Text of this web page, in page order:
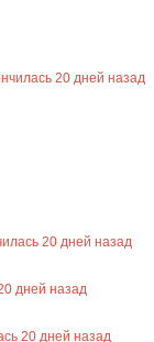
20 дней назад
20 дней назад
дней назад
20 дней назад